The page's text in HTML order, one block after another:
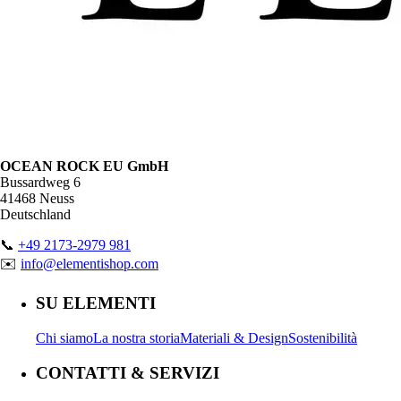
OCEAN ROCK EU GmbH
Bussardweg 6
41468 Neuss
Deutschland
📞 +49 2173-2979 981
✉️ info@elementishop.com
SU ELEMENTI
Chi siamoLa nostra storiaMateriali & DesignSostenibilità
CONTATTI & SERVIZI